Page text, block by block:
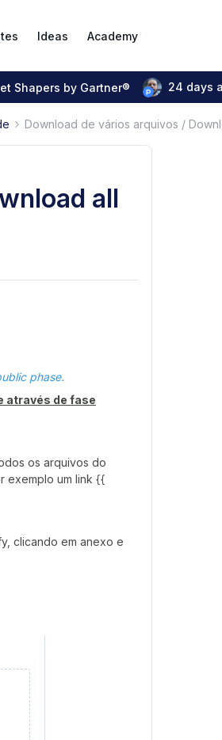
Ideas Academy
Shapers by Gartner® 24 days
Download de vários arquivos /
all
phase.
através de fase
os arquivos do
exemplo um link {{
clicando em anexo e